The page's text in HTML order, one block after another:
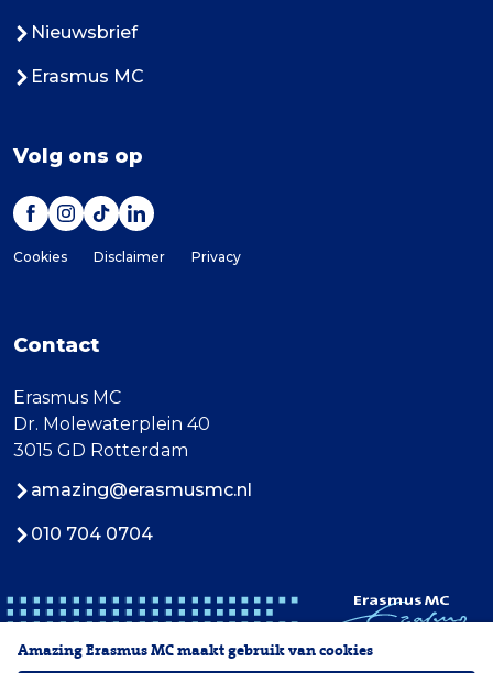
Nieuwsbrief
Erasmus MC
Volg ons op
Cookies Disclaimer Privacy
Contact
Erasmus MC
Dr. Molewaterplein 40
3015 GD Rotterdam
amazing@erasmusmc.nl
010 704 0704
Amazing Erasmus MC maakt gebruik van cookies